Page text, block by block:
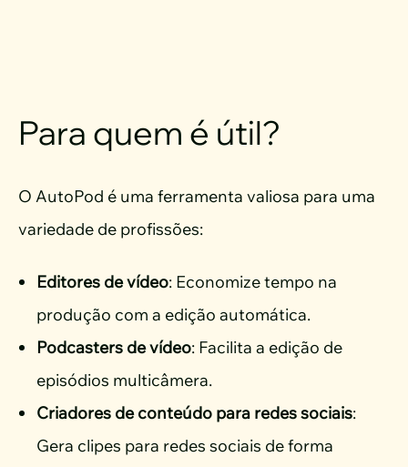
Para quem é útil?
O AutoPod é uma ferramenta valiosa para uma
variedade de profissões:
Editores de vídeo: Economize tempo na
produção com a edição automática.
Podcasters de vídeo: Facilita a edição de
episódios multicâmera.
Criadores de conteúdo para redes sociais:
Gera clipes para redes sociais de forma